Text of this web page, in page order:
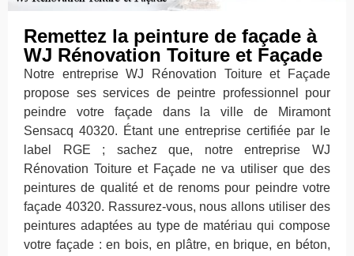
Remettez la peinture de façade à
WJ Rénovation Toiture et Façade
Notre entreprise WJ Rénovation Toiture et Façade
propose ses services de peintre professionnel pour
peindre votre façade dans la ville de Miramont
Sensacq 40320. Étant une entreprise certifiée par le
label RGE ; sachez que, notre entreprise WJ
Rénovation Toiture et Façade ne va utiliser que des
peintures de qualité et de renoms pour peindre votre
façade 40320. Rassurez-vous, nous allons utiliser des
peintures adaptées au type de matériau qui compose
votre façade : en bois, en plâtre, en brique, en béton,